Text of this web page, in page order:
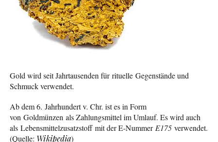
Gold wird seit Jahrtausenden für rituelle Gegenstände und
Schmuck verwendet.
Ab dem 6. Jahrhundert v. Chr. ist es in Form
von Goldmünzen als Zahlungsmittel im Umlauf. Es wird auch
als Lebensmittelzusatzstoff mit der E-NummerE175 verwendet.
(Quelle: Wikipedia)